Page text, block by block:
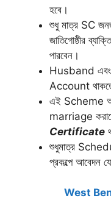
হবে।
শুধু মাত্র SC
জাতিগোষ্ঠীর
পারবেন।
Husband
Account
এই Scheme
marriage
Certificate
শুধুমাত্র
প্রকল্পে আবেদন
West